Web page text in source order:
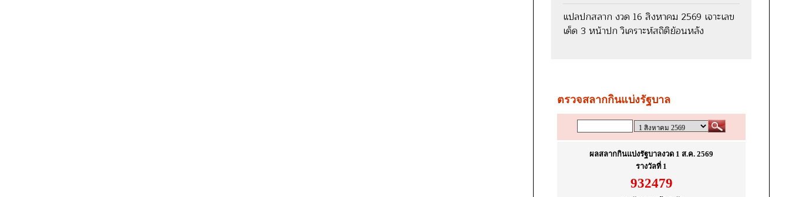
แปลปกสลาก งวด 16 สิงหาคม 2569 เจาะเลข
เด็ด 3 หน้าปก วิเคราะห์สถิติย้อนหลัง